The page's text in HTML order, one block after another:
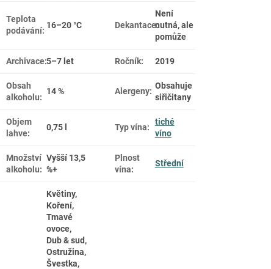
Teplota
podávání:
16–20 °C Dekantace:
Není
nutná, ale
pomůže
Archivace:5–7 let Ročník: 2019
Obsah
alkoholu:
14 % Alergeny:
Obsahuje
siřičitany
Objem
lahve:
0,75 l Typ vína:
tiché
víno
Množství
alkoholu:
Vyšší 13,5
%+
Plnost
vína:
Střední
Květiny,
Koření,
Tmavé
ovoce,
Dub & sud,
Ostružina,
Švestka,